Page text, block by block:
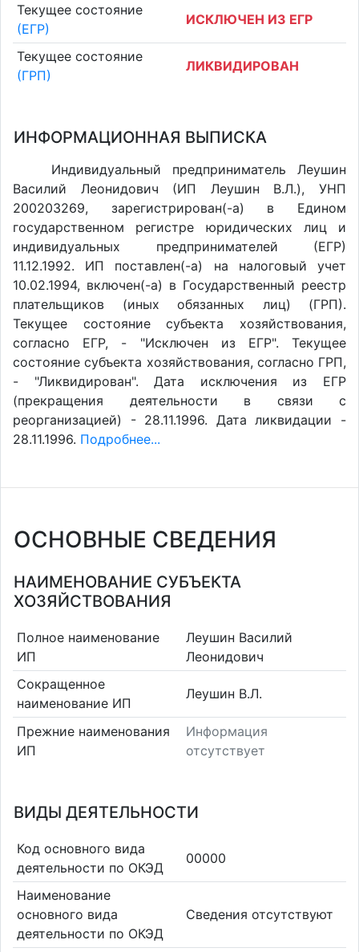
Текущее состояние
(ЕГР)
ИСКЛЮЧЕН ИЗ ЕГР
Текущее состояние
(ГРП)
ЛИКВИДИРОВАН
ИНФОРМАЦИОННАЯ ВЫПИСКА
Индивидуальный предприниматель Леушин
Василий Леонидович (ИП Леушин В.Л.), УНП
200203269, зарегистрирован(-а) в Едином
государственном регистре юридических лиц и
индивидуальных предпринимателей (ЕГР)
11.12.1992. ИП поставлен(-a) на налоговый учет
10.02.1994, включен(-a) в Государственный реестр
плательщиков (иных обязанных лиц) (ГРП).
Текущее состояние субъекта хозяйствования,
согласно ЕГР, - "Исключен из ЕГР". Текущее
состояние субъекта хозяйствования, согласно ГРП,
- "Ликвидирован". Дата исключения из ЕГР
(прекращения деятельности в связи с
реорганизацией) - 28.11.1996. Дата ликвидации -
28.11.1996. Подробнее...
ОСНОВНЫЕ СВЕДЕНИЯ
НАИМЕНОВАНИЕ СУБЪЕКТА
ХОЗЯЙСТВОВАНИЯ
Полное наименование
ИП
Леушин Василий
Леонидович
Сокращенное
наименование ИП
Леушин В.Л.
Прежние наименования
ИП
Информация
отсутствует
ВИДЫ ДЕЯТЕЛЬНОСТИ
Код основного вида
деятельности по ОКЭД
00000
Наименование
основного вида
деятельности по ОКЭД
Cведения отсутствуют